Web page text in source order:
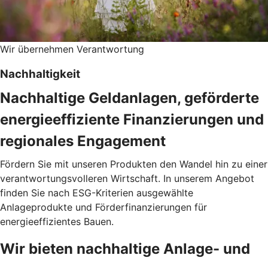
Wir übernehmen Verantwortung
Nachhaltigkeit
Nachhaltige Geldanlagen, geförderte
energieeffiziente Finanzierungen und
regionales Engagement
Fördern Sie mit unseren Produkten den Wandel hin zu einer
verantwortungsvolleren Wirtschaft. In unserem Angebot
finden Sie nach ESG-Kriterien ausgewählte
Anlageprodukte und Förderfinanzierungen für
energieeffizientes Bauen.
Wir bieten nachhaltige Anlage- und